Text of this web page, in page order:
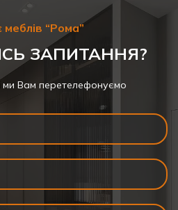
“Рома”
ЗАПИТАННЯ?
ми Вам перетелефонуємо